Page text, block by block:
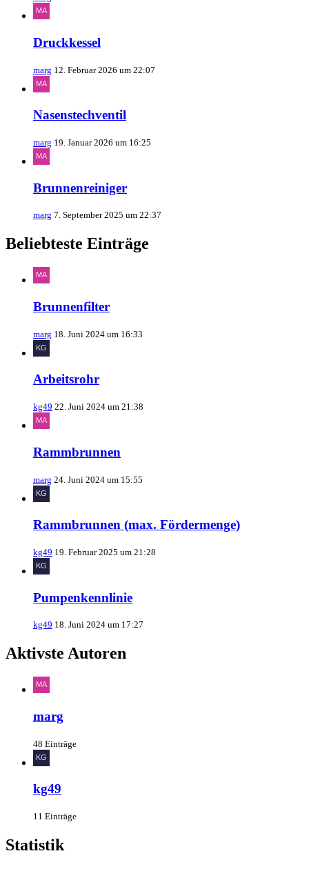
Druckkessel
marg 12. Februar 2026 um 22:07
Nasenstechventil
marg 19. Januar 2026 um 16:25
Brunnenreiniger
marg 7. September 2025 um 22:37
Beliebteste Einträge
Brunnenfilter
marg 18. Juni 2024 um 16:33
Arbeitsrohr
kg49 22. Juni 2024 um 21:38
Rammbrunnen
marg 24. Juni 2024 um 15:55
Rammbrunnen (max. Fördermenge)
kg49 19. Februar 2025 um 21:28
Pumpenkennlinie
kg49 18. Juni 2024 um 17:27
Aktivste Autoren
marg
48 Einträge
kg49
11 Einträge
Statistik